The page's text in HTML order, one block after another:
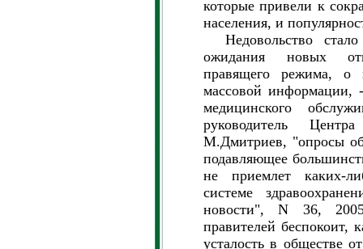
которые привели к
населения, и
Недовольство
ожидания новых
правящего режима, о
массовой информации,
медицинского
руководитель
М.Дмитриев, "опросы
подавляющее
не приемлет каких-
системе
новости", N 36,
правителей беспокоит,
усталость в обществе